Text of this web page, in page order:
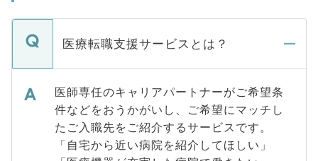
医療転職支援サービスとは？
医師専任のキャリアパートナーがご希望条
件などをおうかがいし、ご希望にマッチし
たご入職先をご紹介するサービスです。
「自宅から近い病院を紹介してほしい」